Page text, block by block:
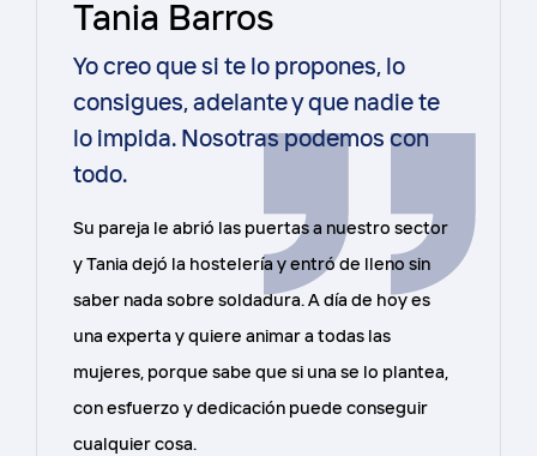
Tania Barros
Yo creo que si te lo propones, lo
consigues, adelante y que nadie te
lo impida. Nosotras podemos con
todo.
Su pareja le abrió las puertas a nuestro sector
y Tania dejó la hostelería y entró de lleno sin
saber nada sobre soldadura. A día de hoy es
una experta y quiere animar a todas las
mujeres, porque sabe que si una se lo plantea,
con esfuerzo y dedicación puede conseguir
cualquier cosa.